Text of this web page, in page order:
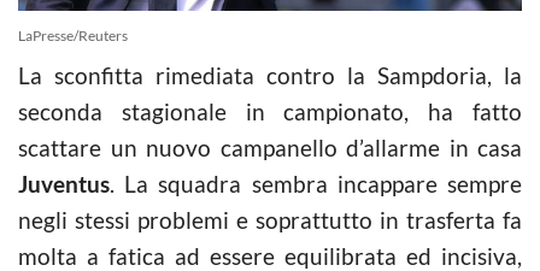
LaPresse/Reuters
La sconfitta rimediata contro la Sampdoria, la
seconda stagionale in campionato, ha fatto
scattare un nuovo campanello d’allarme in casa
Juventus. La squadra sembra incappare sempre
negli stessi problemi e soprattutto in trasferta fa
molta a fatica ad essere equilibrata ed incisiva,